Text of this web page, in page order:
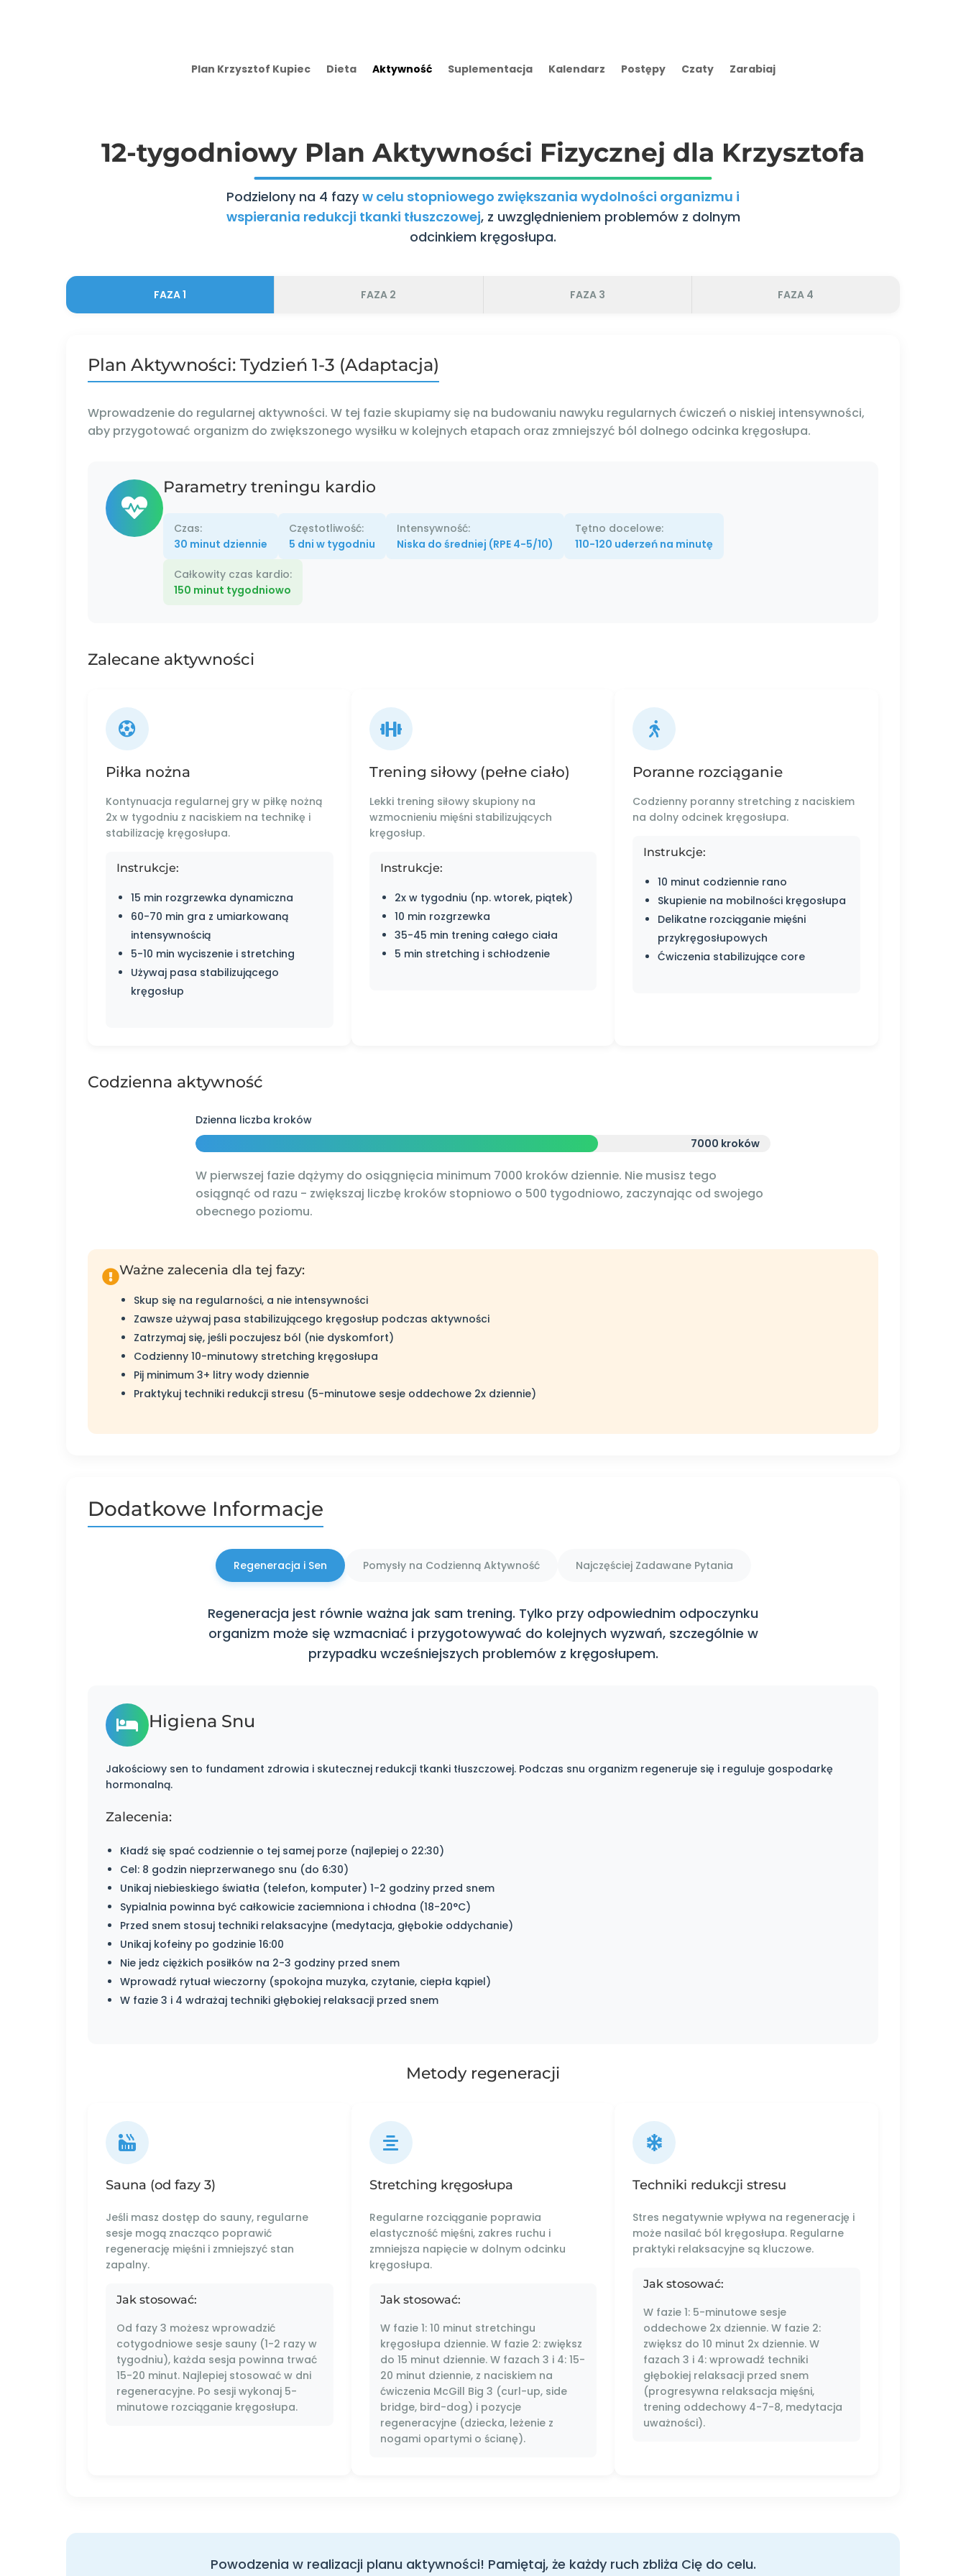
Plan Krzysztof Kupiec Dieta Aktywność Suplementacja Kalendarz Postępy Czaty Zarabiaj
12-tygodniowy Plan Aktywności Fizycznej dla Krzysztofa
Podzielony na 4 fazy w celu stopniowego zwiększania wydolności organizmu i
wspierania redukcji tkanki tłuszczowej, z uwzględnieniem problemów z dolnym
odcinkiem kręgosłupa.
FAZA 1 FAZA 2 FAZA 3 FAZA 4
Plan Aktywności: Tydzień 1-3 (Adaptacja)
Wprowadzenie do regularnej aktywności. W tej fazie skupiamy się na budowaniu nawyku regularnych ćwiczeń o niskiej intensywności,
aby przygotować organizm do zwiększonego wysiłku w kolejnych etapach oraz zmniejszyć ból dolnego odcinka kręgosłupa.
Parametry treningu kardio
Czas:
30 minut dziennie
Częstotliwość:
5 dni w tygodniu
Intensywność:
Niska do średniej (RPE 4-5/10)
Tętno docelowe:
110-120 uderzeń na minutę
Całkowity czas kardio:
150 minut tygodniowo
Zalecane aktywności
Piłka nożna
Kontynuacja regularnej gry w piłkę nożną
2x w tygodniu z naciskiem na technikę i
stabilizację kręgosłupa.
Instrukcje:
15 min rozgrzewka dynamiczna
60-70 min gra z umiarkowaną
intensywnością
5-10 min wyciszenie i stretching
Używaj pasa stabilizującego
kręgosłup
Trening siłowy (pełne ciało)
Lekki trening siłowy skupiony na
wzmocnieniu mięśni stabilizujących
kręgosłup.
Instrukcje:
2x w tygodniu (np. wtorek, piątek)
10 min rozgrzewka
35-45 min trening całego ciała
5 min stretching i schłodzenie
Poranne rozciąganie
Codzienny poranny stretching z naciskiem
na dolny odcinek kręgosłupa.
Instrukcje:
10 minut codziennie rano
Skupienie na mobilności kręgosłupa
Delikatne rozciąganie mięśni
przykręgosłupowych
Ćwiczenia stabilizujące core
Codzienna aktywność
Dzienna liczba kroków
7000 kroków
W pierwszej fazie dążymy do osiągnięcia minimum 7000 kroków dziennie. Nie musisz tego
osiągnąć od razu - zwiększaj liczbę kroków stopniowo o 500 tygodniowo, zaczynając od swojego
obecnego poziomu.
Ważne zalecenia dla tej fazy:
Skup się na regularności, a nie intensywności
Zawsze używaj pasa stabilizującego kręgosłup podczas aktywności
Zatrzymaj się, jeśli poczujesz ból (nie dyskomfort)
Codzienny 10-minutowy stretching kręgosłupa
Pij minimum 3+ litry wody dziennie
Praktykuj techniki redukcji stresu (5-minutowe sesje oddechowe 2x dziennie)
Dodatkowe Informacje
Regeneracja i Sen Pomysły na Codzienną Aktywność Najczęściej Zadawane Pytania
Regeneracja jest równie ważna jak sam trening. Tylko przy odpowiednim odpoczynku
organizm może się wzmacniać i przygotowywać do kolejnych wyzwań, szczególnie w
przypadku wcześniejszych problemów z kręgosłupem.
Higiena Snu
Jakościowy sen to fundament zdrowia i skutecznej redukcji tkanki tłuszczowej. Podczas snu organizm regeneruje się i reguluje gospodarkę
hormonalną.
Zalecenia:
Kładź się spać codziennie o tej samej porze (najlepiej o 22:30)
Cel: 8 godzin nieprzerwanego snu (do 6:30)
Unikaj niebieskiego światła (telefon, komputer) 1-2 godziny przed snem
Sypialnia powinna być całkowicie zaciemniona i chłodna (18-20°C)
Przed snem stosuj techniki relaksacyjne (medytacja, głębokie oddychanie)
Unikaj kofeiny po godzinie 16:00
Nie jedz ciężkich posiłków na 2-3 godziny przed snem
Wprowadź rytuał wieczorny (spokojna muzyka, czytanie, ciepła kąpiel)
W fazie 3 i 4 wdrażaj techniki głębokiej relaksacji przed snem
Metody regeneracji
Sauna (od fazy 3)
Jeśli masz dostęp do sauny, regularne
sesje mogą znacząco poprawić
regenerację mięśni i zmniejszyć stan
zapalny.
Jak stosować:
Od fazy 3 możesz wprowadzić
cotygodniowe sesje sauny (1-2 razy w
tygodniu), każda sesja powinna trwać
15-20 minut. Najlepiej stosować w dni
regeneracyjne. Po sesji wykonaj 5-
minutowe rozciąganie kręgosłupa.
Stretching kręgosłupa
Regularne rozciąganie poprawia
elastyczność mięśni, zakres ruchu i
zmniejsza napięcie w dolnym odcinku
kręgosłupa.
Jak stosować:
W fazie 1: 10 minut stretchingu
kręgosłupa dziennie. W fazie 2: zwiększ
do 15 minut dziennie. W fazach 3 i 4: 15-
20 minut dziennie, z naciskiem na
ćwiczenia McGill Big 3 (curl-up, side
bridge, bird-dog) i pozycje
regeneracyjne (dziecka, leżenie z
nogami opartymi o ścianę).
Techniki redukcji stresu
Stres negatywnie wpływa na regenerację i
może nasilać ból kręgosłupa. Regularne
praktyki relaksacyjne są kluczowe.
Jak stosować:
W fazie 1: 5-minutowe sesje
oddechowe 2x dziennie. W fazie 2:
zwiększ do 10 minut 2x dziennie. W
fazach 3 i 4: wprowadź techniki
głębokiej relaksacji przed snem
(progresywna relaksacja mięśni,
trening oddechowy 4-7-8, medytacja
uważności).
Powodzenia w realizacji planu aktywności! Pamiętaj, że każdy ruch zbliża Cię do celu.